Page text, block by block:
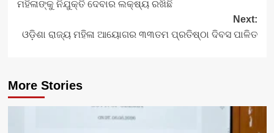
ମହିଳାଙ୍କୁ ନିଯୁକ୍ତି ଦେବାର ଲକ୍ଷ୍ୟ ରଖିଛି
Next:
ଓଡ଼ିଶା ରାଜ୍ୟ ମହିଳା ଆୟୋଗର ୩୩ତମ ପ୍ରତିଷ୍ଠା ଦିବସ ପାଳିତ
More Stories